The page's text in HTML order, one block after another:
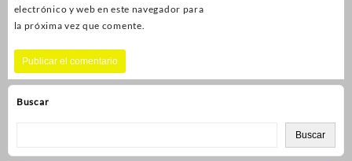
Buscar
Buscar
electrónico y web en este navegador para
la próxima vez que comente.